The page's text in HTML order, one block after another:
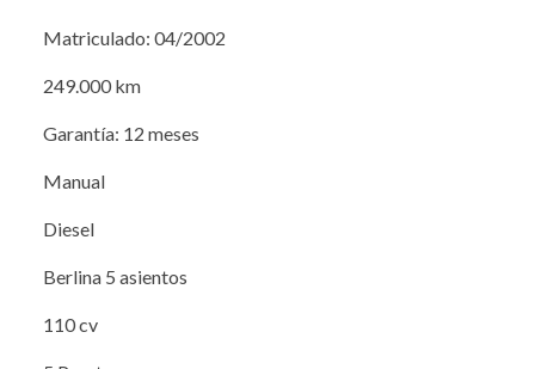
Matriculado: 04/2002
249.000 km
Garantía: 12 meses
Manual
Diesel
Berlina 5 asientos
110 cv